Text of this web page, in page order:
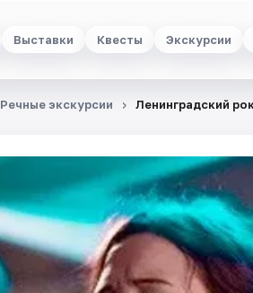
Выставки Квесты Экскурсии
Речные экскурсии Ленинградский